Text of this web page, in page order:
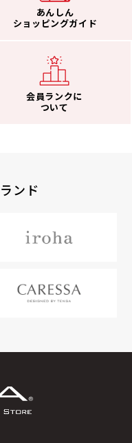
あんしん
ショッピングガイド
会員ランクに
ついて
ンド